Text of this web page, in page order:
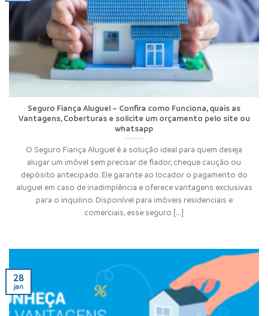
Seguro Fiança Aluguel – Confira como Funciona, quais as
Vantagens, Coberturas e solicite um orçamento pelo site ou
whatsapp
O Seguro Fiança Aluguel é a solução ideal para quem deseja
alugar um imóvel sem precisar de fiador, cheque caução ou
depósito antecipado. Ele garante ao locador o pagamento do
aluguel em caso de inadimplência e oferece vantagens exclusivas
para o inquilino. Disponível para imóveis residenciais e
comerciais, esse seguro [...]
28
jan